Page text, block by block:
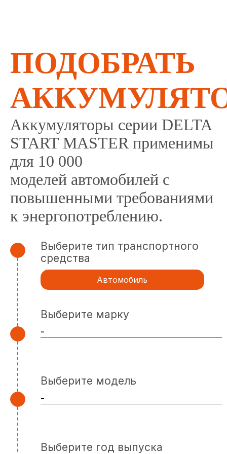
ПОДОБРАТЬ
Аккумуляторы серии DELTA
START MASTER применимы
для 10 000
моделей автомобилей с
повышенными требованиями
к энергопотреблению.
Выберите тип транспортного
средства
Автомобиль
Выберите марку
Выберите модель
Выберите год выпуска